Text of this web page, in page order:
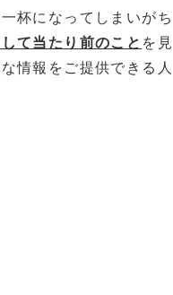
杯になってしまいがち
て当たり前のこと を見
情報をご提供できる人